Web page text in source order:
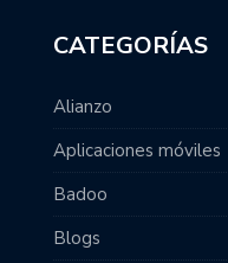
CATEGORÍAS
Alianzo
Aplicaciones móviles
Badoo
Blogs